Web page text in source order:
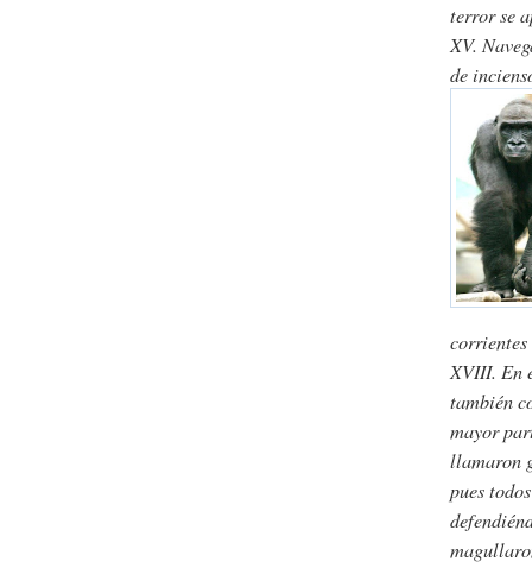
terror se
XV.
de
XVIII. En
también
mayor
llamaron
pues